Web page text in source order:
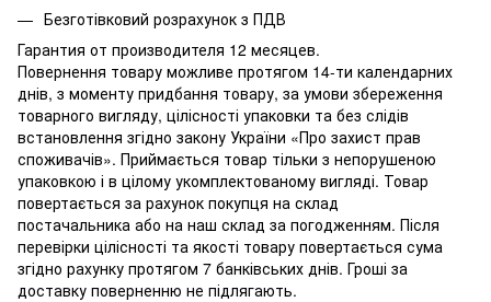
Безготівковий розрахунок з ПДВ
Гарантия от производителя 12 месяцев.
Повернення товару можливе протягом 14-ти календарних
днів, з моменту придбання товару, за умови збереження
товарного вигляду, цілісності упаковки та без слідів
встановлення згідно закону України «Про захист прав
споживачів». Приймається товар тільки з непорушеною
упаковкою і в цілому укомплектованому вигляді. Товар
повертається за рахунок покупця на склад
постачальника або на наш склад за погодженням. Після
перевірки цілісності та якості товару повертається сума
згідно рахунку протягом 7 банківських днів. Гроші за
доставку поверненню не підлягають.